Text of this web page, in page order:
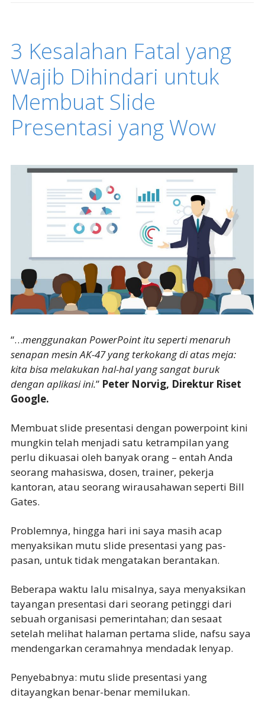
3 Kesalahan Fatal yang
Wajib Dihindari untuk
Membuat Slide
Presentasi yang Wow
“…menggunakan PowerPoint itu seperti menaruh
senapan mesin AK-47 yang terkokang di atas meja:
kita bisa melakukan hal-hal yang sangat buruk
dengan aplikasi ini.” Peter Norvig, Direktur Riset
Google.
Membuat slide presentasi dengan powerpoint kini
mungkin telah menjadi satu ketrampilan yang
perlu dikuasai oleh banyak orang – entah Anda
seorang mahasiswa, dosen, trainer, pekerja
kantoran, atau seorang wirausahawan seperti Bill
Gates.
Problemnya, hingga hari ini saya masih acap
menyaksikan mutu slide presentasi yang pas-
pasan, untuk tidak mengatakan berantakan.
Beberapa waktu lalu misalnya, saya menyaksikan
tayangan presentasi dari seorang petinggi dari
sebuah organisasi pemerintahan; dan sesaat
setelah melihat halaman pertama slide, nafsu saya
mendengarkan ceramahnya mendadak lenyap.
Penyebabnya: mutu slide presentasi yang
ditayangkan benar-benar memilukan.